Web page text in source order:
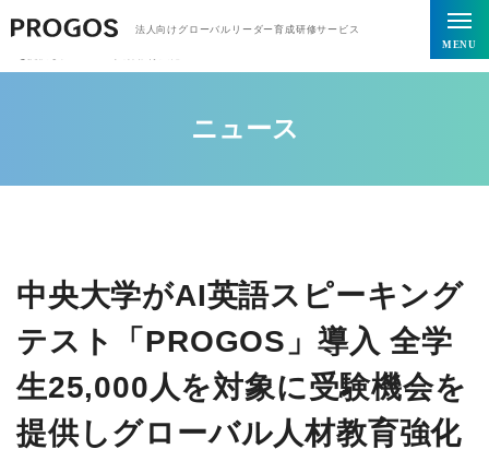
法人向けグローバルリーダー育成研修サービス
MENU
トップページ
ニュース
中央大学がAI英語スピーキングテスト「PROGOS」導入 全学生25,000人を対象に受験機会
ニュース
中央大学がAI英語スピーキング
テスト「PROGOS」導入 全学
生25,000人を対象に受験機会を
提供しグローバル人材教育強化